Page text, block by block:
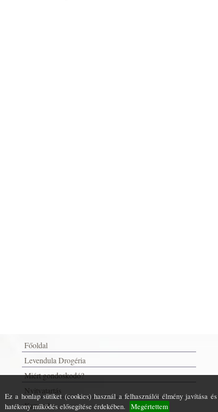
Ez a honlap sütiket (cookies) használ a felhasználói élmény javítása
hatékony működés elősegítése érdekében.
Megértettem
Főoldal
Levendula Drogéria
Miért gondoskodó?
Nyitvatartás
Kapcsolat